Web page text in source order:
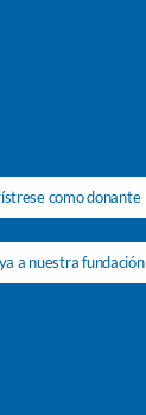
como donante
a nuestra fundación